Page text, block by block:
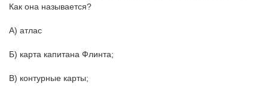
Как она называется?
А) атлас
Б) карта капитана Флинта;
В) контурные карты;